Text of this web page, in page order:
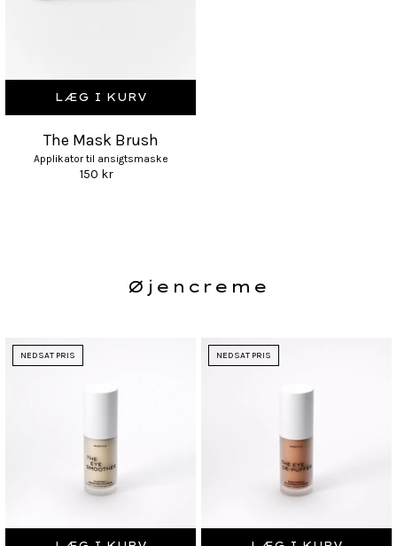
LÆG I KURV
The Mask Brush
Applikator til ansigtsmaske
150 kr
Øjencreme
NEDSAT PRIS NEDSAT PRIS